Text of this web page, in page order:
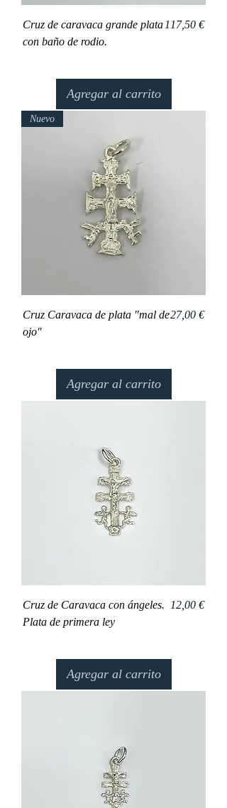
Cruz de caravaca grande plata
con baño de rodio.
Precio
117,50 €
Agregar al carrito
Nuevo
Cruz Caravaca de plata "mal de
ojo"
Precio
27,00 €
Agregar al carrito
Cruz de Caravaca con ángeles.
Plata de primera ley
Precio
12,00 €
Agregar al carrito